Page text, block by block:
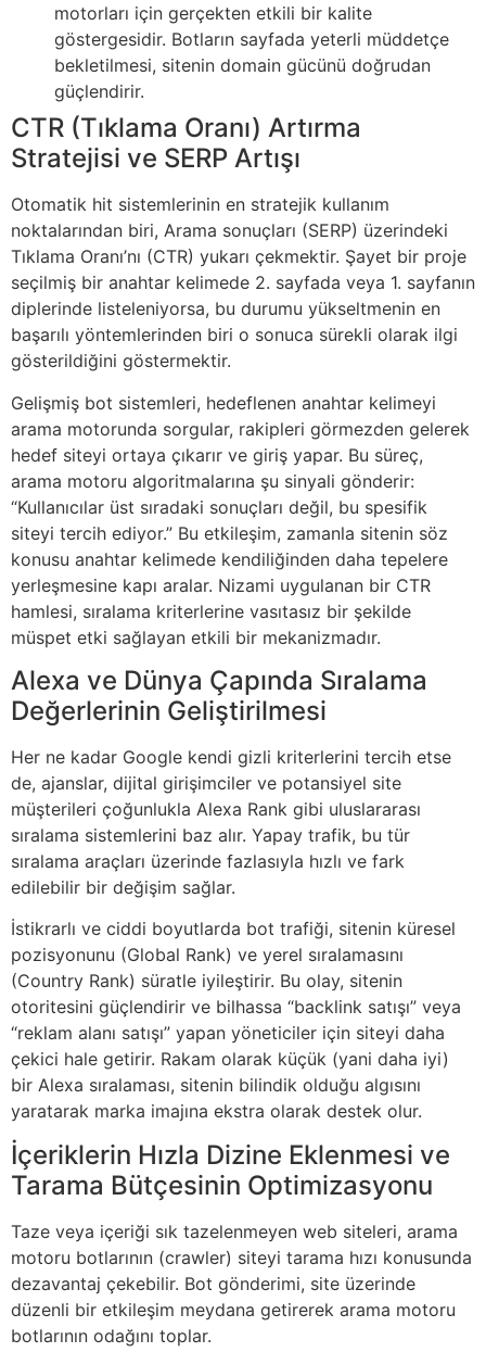
motorları için gerçekten etkili bir kalite
göstergesidir. Botların sayfada yeterli müddetçe
bekletilmesi, sitenin domain gücünü doğrudan
güçlendirir.
CTR (Tıklama Oranı) Artırma
Stratejisi ve SERP Artışı
Otomatik hit sistemlerinin en stratejik kullanım
noktalarından biri, Arama sonuçları (SERP) üzerindeki
Tıklama Oranı’nı (CTR) yukarı çekmektir. Şayet bir proje
seçilmiş bir anahtar kelimede 2. sayfada veya 1. sayfanın
diplerinde listeleniyorsa, bu durumu yükseltmenin en
başarılı yöntemlerinden biri o sonuca sürekli olarak ilgi
gösterildiğini göstermektir.
Gelişmiş bot sistemleri, hedeflenen anahtar kelimeyi
arama motorunda sorgular, rakipleri görmezden gelerek
hedef siteyi ortaya çıkarır ve giriş yapar. Bu süreç,
arama motoru algoritmalarına şu sinyali gönderir:
“Kullanıcılar üst sıradaki sonuçları değil, bu spesifik
siteyi tercih ediyor.” Bu etkileşim, zamanla sitenin söz
konusu anahtar kelimede kendiliğinden daha tepelere
yerleşmesine kapı aralar. Nizami uygulanan bir CTR
hamlesi, sıralama kriterlerine vasıtasız bir şekilde
müspet etki sağlayan etkili bir mekanizmadır.
Alexa ve Dünya Çapında Sıralama
Değerlerinin Geliştirilmesi
Her ne kadar Google kendi gizli kriterlerini tercih etse
de, ajanslar, dijital girişimciler ve potansiyel site
müşterileri çoğunlukla Alexa Rank gibi uluslararası
sıralama sistemlerini baz alır. Yapay trafik, bu tür
sıralama araçları üzerinde fazlasıyla hızlı ve fark
edilebilir bir değişim sağlar.
İstikrarlı ve ciddi boyutlarda bot trafiği, sitenin küresel
pozisyonunu (Global Rank) ve yerel sıralamasını
(Country Rank) süratle iyileştirir. Bu olay, sitenin
otoritesini güçlendirir ve bilhassa “backlink satışı” veya
“reklam alanı satışı” yapan yöneticiler için siteyi daha
çekici hale getirir. Rakam olarak küçük (yani daha iyi)
bir Alexa sıralaması, sitenin bilindik olduğu algısını
yaratarak marka imajına ekstra olarak destek olur.
İçeriklerin Hızla Dizine Eklenmesi ve
Tarama Bütçesinin Optimizasyonu
Taze veya içeriği sık tazelenmeyen web siteleri, arama
motoru botlarının (crawler) siteyi tarama hızı konusunda
dezavantaj çekebilir. Bot gönderimi, site üzerinde
düzenli bir etkileşim meydana getirerek arama motoru
botlarının odağını toplar.